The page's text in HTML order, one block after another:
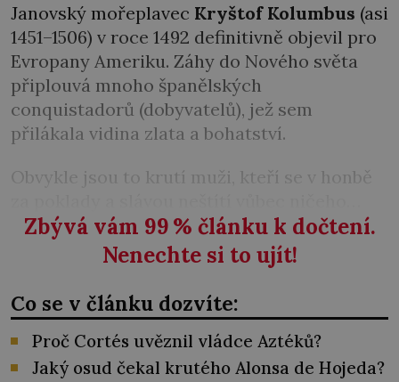
Janovský mořeplavec Kryštof Kolumbus (asi
1451–1506) v roce 1492 definitivně objevil pro
Evropany Ameriku. Záhy do Nového světa
připlouvá mnoho španělských
conquistadorů (dobyvatelů), jež sem
přilákala vidina zlata a bohatství.
Obvykle jsou to krutí muži, kteří se v honbě
Zbývá vám 99% článku k dočtení.
Nenechte si to ujít!
Co se v článku dozvíte:
Proč Cortés uvěznil vládce Aztéků?
Jaký osud čekal krutého Alonsa de Hojeda?